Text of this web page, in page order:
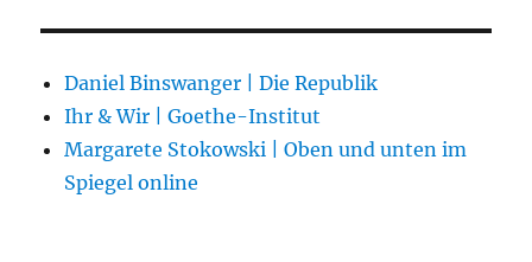
Daniel Binswanger | Die Republik
Ihr & Wir | Goethe-Institut
Margarete Stokowski | Oben und unten im
Spiegel online